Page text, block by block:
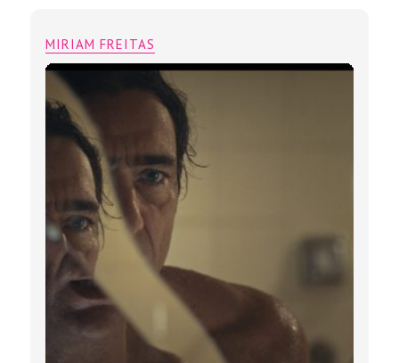
MIRIAM FREITAS